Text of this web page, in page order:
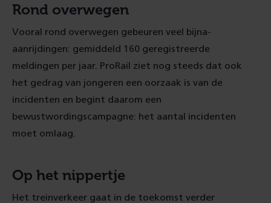
Rond overwegen
Vooral rond overwegen gebeuren veel bijna-
aanrijdingen: gemiddeld 160 geregistreerde
meldingen per jaar. ProRail ziet nog steeds dat ook
het gedrag van jongeren een oorzaak is van de
incidenten en begint daarom een
bewustwordingscampagne: het aantal incidenten
moet omlaag.
Op het nippertje
Het treinverkeer gaat in de toekomst verder